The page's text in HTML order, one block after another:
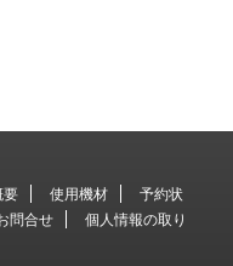
要 使用機材
予約状
問合せ
個人情報の取り